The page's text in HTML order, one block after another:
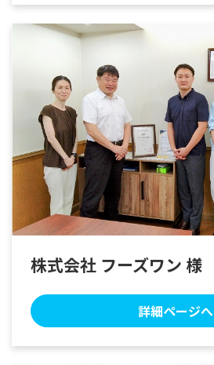
株式会社 フーズワン 様
詳細ページへ